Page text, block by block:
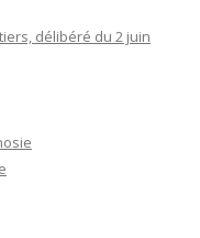
délibéré du 2 juin